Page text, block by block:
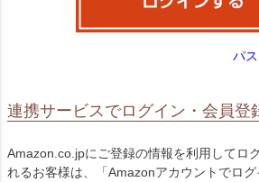
パ
連携サービスでログイン・会員登
Amazon.co.jpにご登録の情報を利用してロ
れるお客様は、「Amazonアカウントでロ